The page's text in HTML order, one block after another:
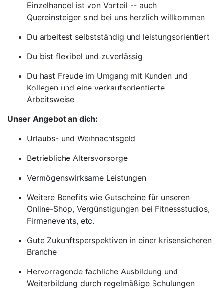
Einzelhandel ist von Vorteil -- auch
Quereinsteiger sind bei uns herzlich willkommen
Du arbeitest selbstständig und leistungsorientiert
Du bist flexibel und zuverlässig
Du hast Freude im Umgang mit Kunden und
Kollegen und eine verkaufsorientierte
Arbeitsweise
Unser Angebot an dich:
Urlaubs- und Weihnachtsgeld
Betriebliche Altersvorsorge
Vermögenswirksame Leistungen
Weitere Benefits wie Gutscheine für unseren
Online-Shop, Vergünstigungen bei Fitnessstudios,
Firmenevents, etc.
Gute Zukunftsperspektiven in einer krisensicheren
Branche
Hervorragende fachliche Ausbildung und
Weiterbildung durch regelmäßige Schulungen